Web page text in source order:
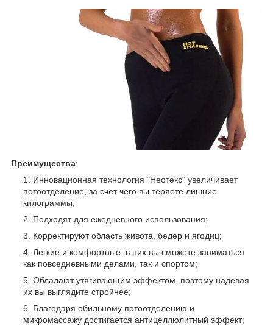
Преимущества:
Инновационная технология "Неотекс" увеличивает
потоотделение, за счет чего вы теряете лишние
килограммы;
Подходят для ежедневного использования;
Корректируют область живота, бедер и ягодиц;
Легкие и комфортные, в них вы сможете заниматься
как повседневными делами, так и спортом;
Обладают утягивающим эффектом, поэтому надевая
их вы выглядите стройнее;
Благодаря обильному потоотделению и
микромассажу достигается антицеллюлитный эффект;